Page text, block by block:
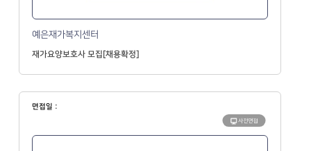
예은재가복지센터
재가요양보호사 모집[채용확정]
면접일 :
사전면접